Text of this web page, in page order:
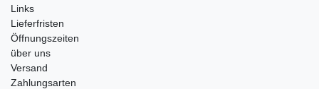
Links
Lieferfristen
Öffnungszeiten
über uns
Versand
Zahlungsarten